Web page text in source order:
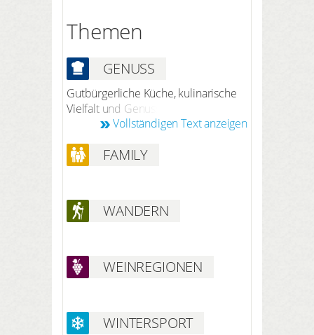
Themen
GENUSS
Gutbürgerliche Küche, kulinarische
Vielfalt und Genuss stehen im
Mittelpunkt der Krone. Bei der
wir grossen Wert auf heimische
Erzeuger, regionale Produkte, kurze
hervorragende Qualität. Probieren
Sie alles! Sie werden begeistert sein!
Vollständigen Text anzeigen
FAMILY
WANDERN
WEINREGIONEN
WINTERSPORT